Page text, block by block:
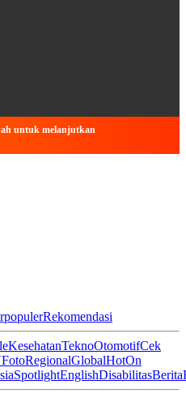
untuk melanjutkan
Rekomendasi
KesehatanTeknoOtomotifCek
FotoRegionalGlobalHotOn
SpotlightEnglishDisabilitasBerita